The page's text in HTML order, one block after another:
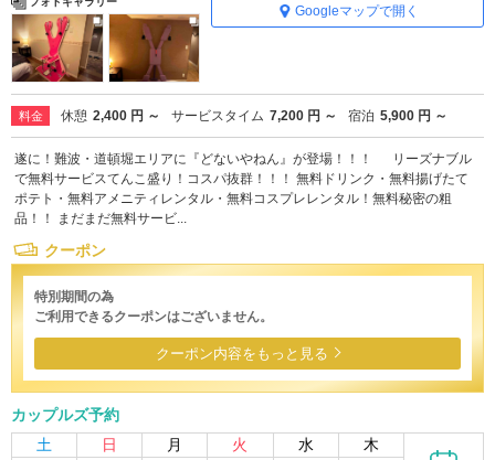
Googleマップで開く
料金 休憩 2,400 円 ～ サービスタイム 7,200 円 ～ 宿泊 5,900 円 ～
遂に！難波・道頓堀エリアに『どないやねん』が登場！！！ リーズナブル
で無料サービスてんこ盛り！コスパ抜群！！！ 無料ドリンク・無料揚げたて
ポテト・無料アメニティレンタル・無料コスプレレンタル！無料秘密の粗
品！！ まだまだ無料サービ...
クーポン
特別期間の為
ご利用できるクーポンはございません。
クーポン内容をもっと見る
カップルズ予約
土
日 月 火 水 木